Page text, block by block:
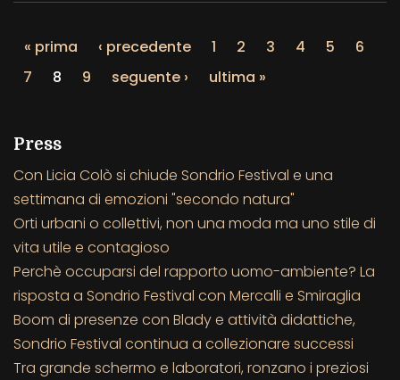
« prima ‹ precedente 1 2 3 4 5
6
7
8 9 seguente › ultima »
Press
Con Licia Colò si chiude Sondrio Festival e una
settimana di emozioni "secondo natura"
Orti urbani o collettivi, non una moda ma uno stile di
vita utile e contagioso
Perchè occuparsi del rapporto uomo-ambiente? La
risposta a Sondrio Festival con Mercalli e Smiraglia
Boom di presenze con Blady e attività didattiche,
Sondrio Festival continua a collezionare successi
Tra grande schermo e laboratori, ronzano i preziosi